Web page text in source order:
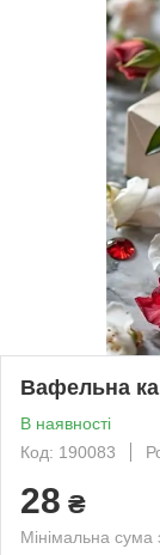
Вафельна
В наявності
Код: 190083
28 ₴
Мінімальна